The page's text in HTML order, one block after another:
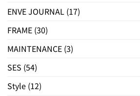
ENVE JOURNAL (17)
FRAME (30)
MAINTENANCE (3)
SES (54)
Style (12)